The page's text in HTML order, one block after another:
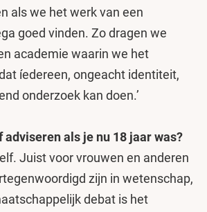
als we het werk van een
goed vinden. Zo dragen we
academie waarin we het
íedereen, ongeacht identiteit,
onderzoek kan doen.’
adviseren als je nu 18 jaar was?
Juist voor vrouwen en anderen
zijn in wetenschap,
debat is het